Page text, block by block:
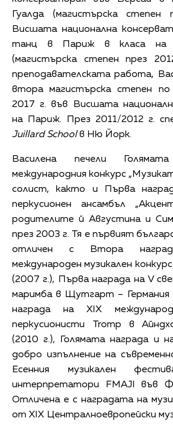
Гуалда (магистърска
Висшата национална
танц в Париж в класа на
(магистърска степен през
преподавателската работа,
втора магистърска степен по
2017 г. във Висшата
на Париж. През 2011/2012 г.
Juillard Schoolв Ню Йорк.
Василена печели
международния конкурс
солист, както и Първа
перкусионен ансамбъл
родителите й Августина и
през 2003 г. Тя е първият
отличен с Втора
международен музикален
(2007 г.), Първа награда на V
маримба в Щутгарт – Германия
награда на XIX
перкусионисти Tromp в
(2010 г.), Голямата награда и
добро изпълнение на
Есенния музикален
интерпретатори FMAJI във
Отличена е с наградата на
от XIX Централноевропейски